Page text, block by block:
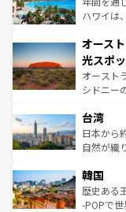
西部には
部のニュ
文化が魅
しみなが
るだろう
情報は
ハワイは
ワイ島は
島だが、
おすすめ
文化や歴
人々、お
ク、伝統
っている
はコンテ
オース
光スポ
オースト
シドニー
リアリー
ク）、タ
ど、見ど
いる。ア
ビング、
い。オー
台湾
日本から
自然が織
ン）、静
と山間の
驚きをも
韓国
歴史ある
-POPで